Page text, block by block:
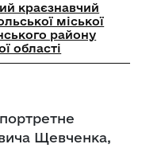
краєзнавчий
міської
району
області
Щевченка,